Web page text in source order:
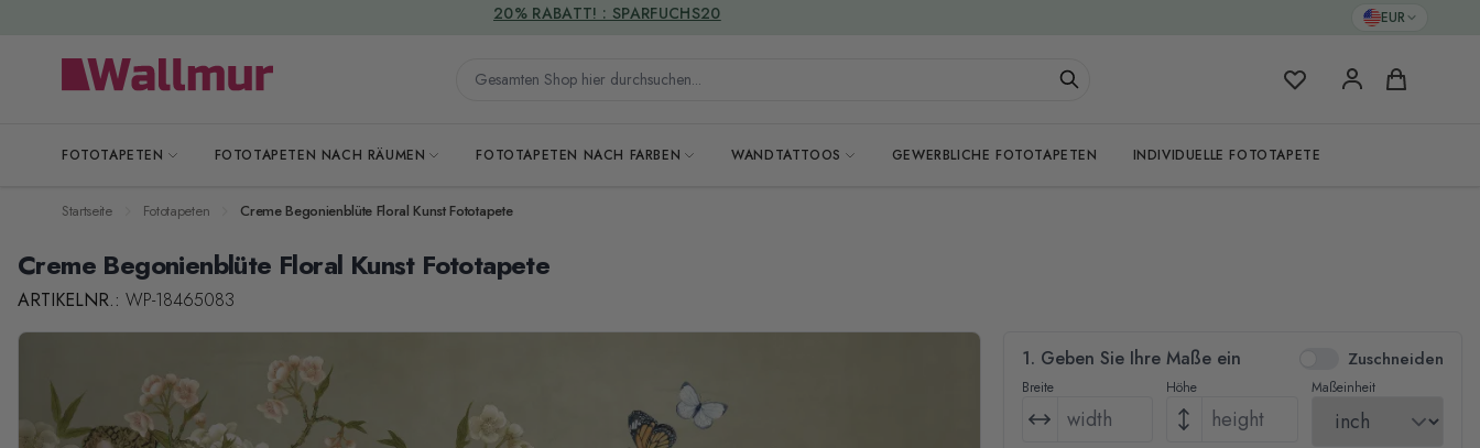
EUR
Gesamten Shop hier durchsuchen... Meine FavoritenWarenkorb
FOTOTAPETEN FOTOTAPETEN NACH RÄUMEN FOTOTAPETEN NACH FARBEN WANDTATTOOS GEWERBLICHE FOTOTAPETEN INDIVIDUELLE FOTOTAPETE
VERSANDKOSTENFREI
Startseite Fototapeten Creme Begonienblüte Floral Kunst Fototapete
Creme Begonienblüte Floral Kunst Fototapete
ARTIKELNR.: WP-18465083
1. Geben Sie Ihre Maße ein Zuschneiden
Breite Höhe Maßeinheit